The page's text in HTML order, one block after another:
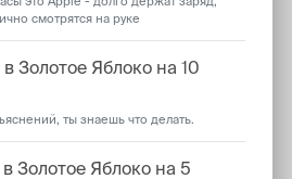
смотрятся на руке
Золотое Яблоко на 10
ты знаешь что делать.
Золотое Яблоко на 5